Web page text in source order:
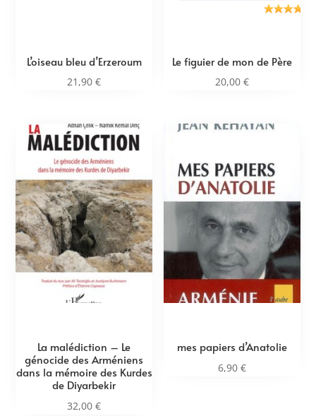
L’oiseau bleu d’Erzeroum
21,90€
Le figuier de mon de Père
20,00 €
La malédiction – Le
génocide des Arméniens
dans la mémoire des Kurdes
de Diyarbekir
32,00€
mes papiers d’Anatolie
6,90 €